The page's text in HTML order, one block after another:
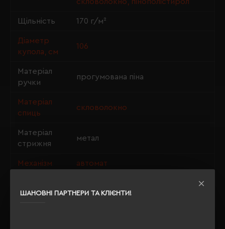
ШАНОВНІ ПАРТНЕРИ ТА КЛІЄНТИ!
Щільність 170 г/м²
Діаметр
купола, см
106
Матеріал
ручки
прогумована піна
Матеріал
спиць
скловолокно
Матеріал
стрижня
метал
Механізм автомат